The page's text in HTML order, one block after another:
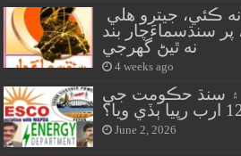
سنڌسماءَچار بند
نه ٿيڻ گهرجي
4 weeks ago
۽ سنڌ حڪومت جي
June 2, 2026